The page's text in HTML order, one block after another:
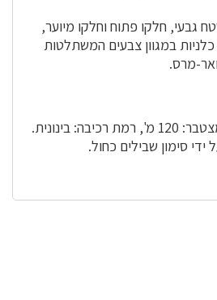
גבעי, חלקו פתוח וחלקו מיוער,
במגוון צבעים המשתלטות
מרס.
סימון שבילים כחול.